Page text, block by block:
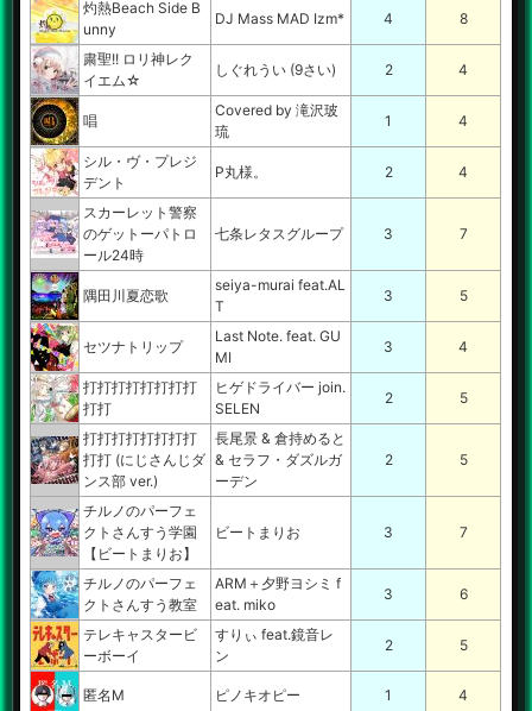
灼熱Beach Side B
unny
DJ Mass MAD Izm* 4 8
粛聖!! ロリ神レク
イエム☆
しぐれうい (9さい) 2 4
唱
Covered by 滝沢玻
琉
1 4
シル・ヴ・プレジ
デント
P丸様。 2 4
スカーレット警察
のゲットーパトロ
ール24時
七条レタスグループ 3 7
隅田川夏恋歌
seiya-murai feat.AL
T
3 5
セツナトリップ
Last Note. feat. GU
MI
3 4
打打打打打打打打
打打
ヒゲドライバー join.
SELEN
2 5
打打打打打打打打
打打 (にじさんじダ
ンス部 ver.)
長尾景 & 倉持めると
& セラフ・ダズルガ
ーデン
2 5
チルノのパーフェ
クトさんすう学園
【ビートまりお】
ビートまりお 3 7
チルノのパーフェ
クトさんすう教室
ARM＋夕野ヨシミ f
eat. miko
3 6
テレキャスタービ
ーボーイ
すりぃ feat.鏡音レ
ン
2 5
匿名M ピノキオピー 1 4